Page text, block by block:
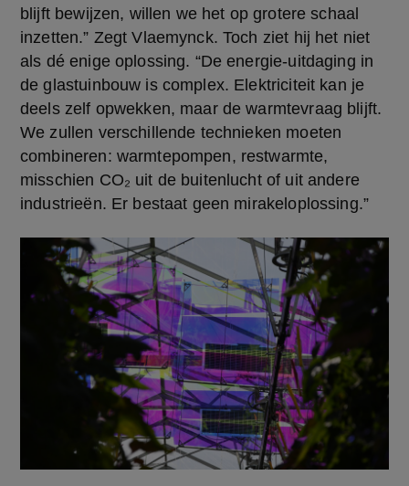
blijft bewijzen, willen we het op grotere schaal
inzetten.” Zegt Vlaemynck. Toch ziet hij het niet
als dé enige oplossing. “De energie-uitdaging in
de glastuinbouw is complex. Elektriciteit kan je
deels zelf opwekken, maar de warmtevraag blijft.
We zullen verschillende technieken moeten
combineren: warmtepompen, restwarmte,
misschien CO₂ uit de buitenlucht of uit andere
industrieën. Er bestaat geen mirakeloplossing.”